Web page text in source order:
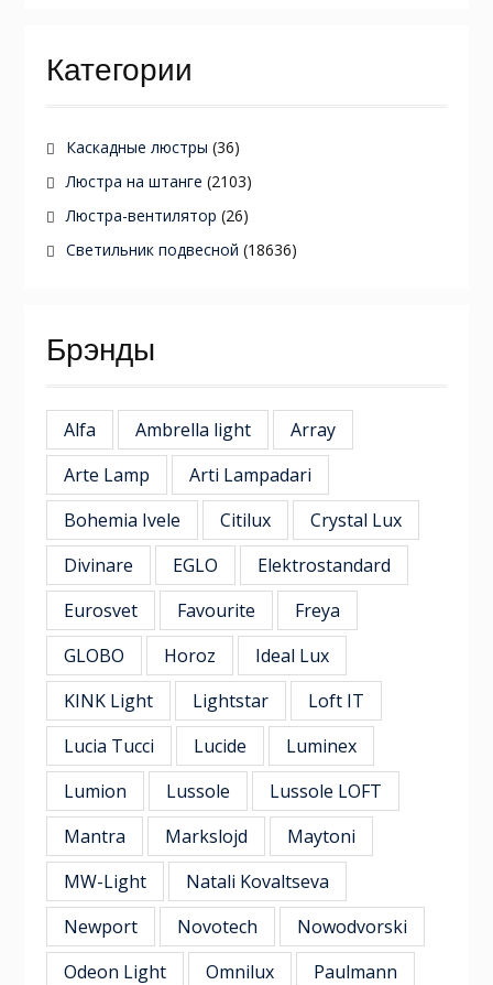
Категории
Каскадные люстры (36)
Люстра на штанге (2103)
Люстра-вентилятор (26)
Светильник подвесной (18636)
Брэнды
Alfa Ambrella light
Array
Arte Lamp
Arti Lampadari
Bohemia Ivele
Citilux
Crystal Lux
Divinare
EGLO
Elektrostandard
Eurosvet
Favourite
Freya
GLOBO
Horoz
Ideal Lux
KINK Light
Lightstar
Loft IT
Lucia Tucci
Lucide
Luminex
Lumion
Lussole
Lussole LOFT
Mantra
Markslojd
Maytoni
MW-Light
Natali Kovaltseva
Newport
Novotech
Nowodvorski
Odeon Light
Omnilux
Paulmann